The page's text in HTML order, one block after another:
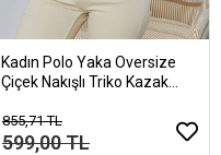
Kadın Polo Yaka Oversize
Çiçek Nakışlı Triko Kazak
855,71 TL
599,00 TL